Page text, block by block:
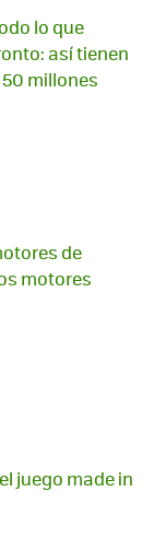
lo que
así tienen
millones
de
motores
juego made in